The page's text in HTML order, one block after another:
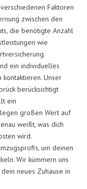
Faktoren
zwischen den
die benötigte Anzahl
wie
ein individuelles
kontaktieren. Unser
berücksichtigt
ein
großen Wert auf
weißt, was dich
wird.
um deinen
Wir kümmern uns
neues Zuhause in